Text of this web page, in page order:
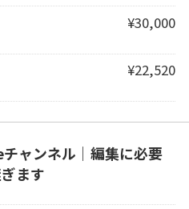
¥30,000
¥22,520
ャンネル｜編集に必要
ます